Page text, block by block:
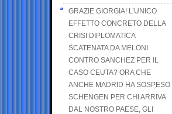
GRAZIE GIORGIA! L’UNICO
EFFETTO CONCRETO DELLA
CRISI DIPLOMATICA
SCATENATA DA MELONI
CONTRO SANCHEZ PER IL
CASO CEUTA? ORA CHE
ANCHE MADRID HA SOSPESO
SCHENGEN PER CHI ARRIVA
DAL NOSTRO PAESE, GLI